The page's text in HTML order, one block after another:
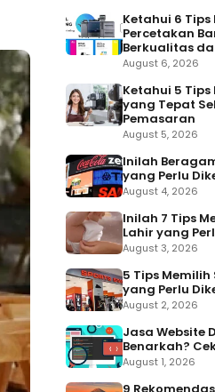
Ketahui 6
Percetakan
Berkualitas
August 6, 2026
Ketahui 5
yang Tepat
Pemasaran
August 5, 2026
Inilah
yang Perlu
August 4, 2026
Inilah 7 Tips
Lahir yang
August 3, 2026
5 Tips
yang Perlu
August 2, 2026
Jasa Website
Benarkah?
August 1, 2026